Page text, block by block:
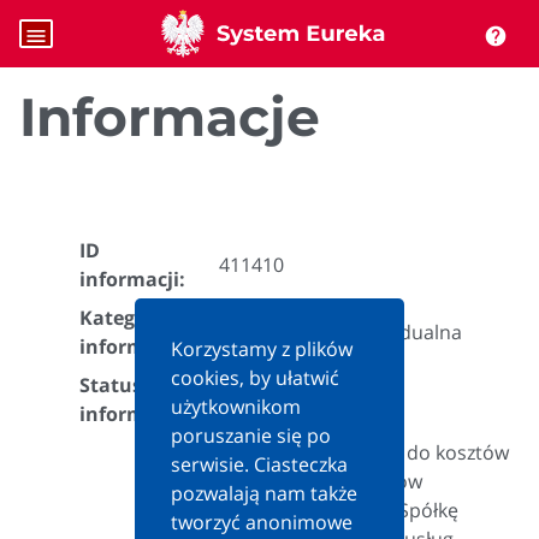
menu help
Informacje
ID
informacji:
411410
Kategoria
informacji:
Interpretacja indywidualna
Status
informacji:
Aktualna
Możliwość zaliczania do kosztów
uzyskania przychodów
ponoszonych przez Spółkę
Korzystamy z plików
cookies, by ułatwić
użytkownikom
poruszanie się po
serwisie. Ciasteczka
pozwalają nam także
tworzyć anonimowe